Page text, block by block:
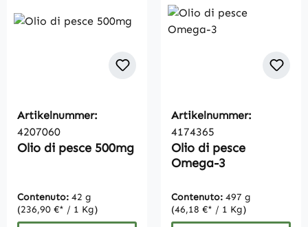
Artikelnummer:
4207060
Olio di pesce 500mg
Contenuto: 42 g
(236,90 €* / 1 Kg)
Artikelnummer:
4174365
Olio di pesce
Omega-3
Contenuto: 497 g
(46,18 €* / 1 Kg)